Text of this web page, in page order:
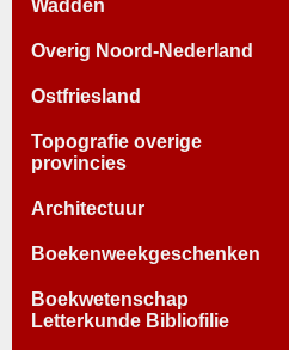
Wadden
Overig Noord-Nederland
Ostfriesland
Topografie overige
provincies
Architectuur
Boekenweekgeschenken
Boekwetenschap
Letterkunde Bibliofilie